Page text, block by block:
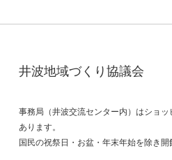
井波地域づくり協議会
事務局（井波交流センター内）はショ
あります。
国民の祝祭日・お盆・年末年始を除き開